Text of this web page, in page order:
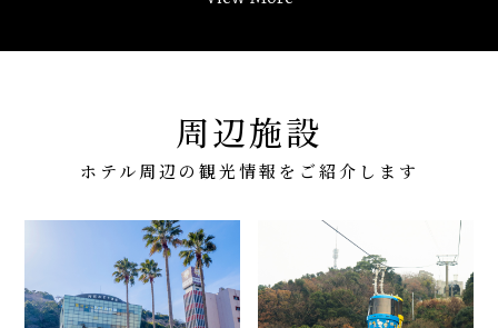
周辺施設
ホテル周辺の観光情報をご紹介します